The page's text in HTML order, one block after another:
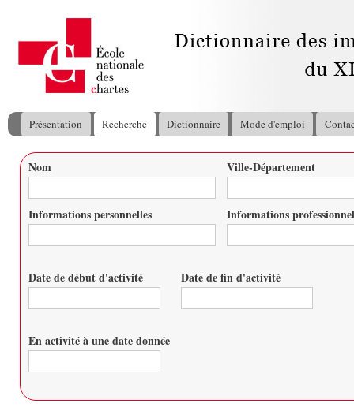
Menu principal
Présentation Recherche Dictionnaire Mode d'emploi
Vous êtes ici
Nom Ville-Département
Informations personnelles Informations
Date de début d'activité Date de fin d'activité
En activité à une date donnée